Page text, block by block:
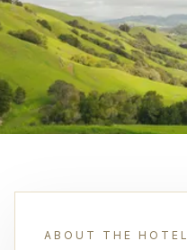
ABOUT THE HOTEL